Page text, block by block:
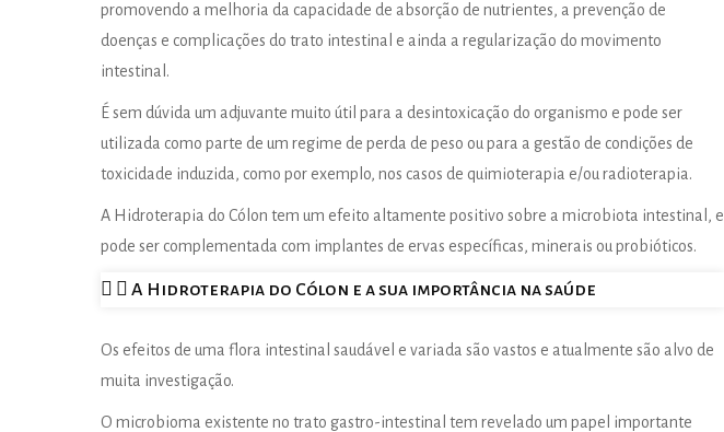
promovendo a melhoria da capacidade de absorção de nutrientes, a prevenção de
doenças e complicações do trato intestinal e ainda a regularização do movimento
intestinal.
É sem dúvida um adjuvante muito útil para a desintoxicação do organismo e pode ser
utilizada como parte de um regime de perda de peso ou para a gestão de condições de
toxicidade induzida, como por exemplo, nos casos de quimioterapia e/ou radioterapia.
A Hidroterapia do Cólon tem um efeito altamente positivo sobre a microbiota intestinal, e
pode ser complementada com implantes de ervas específicas, minerais ou probióticos.
A Hidroterapia do Cólon e a sua importância na saúde
Os efeitos de uma flora intestinal saudável e variada são vastos e atualmente são alvo de
muita investigação.
O microbioma existente no trato gastro-intestinal tem revelado um papel importante